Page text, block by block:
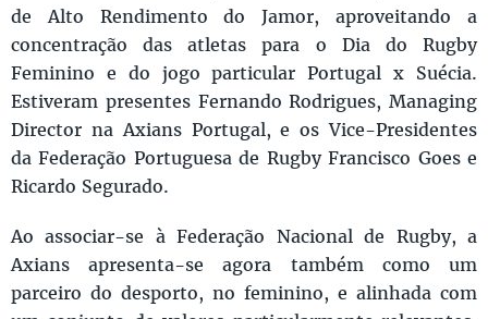
de Alto Rendimento do Jamor, aproveitando a
concentração das atletas para o Dia do Rugby
Feminino e do jogo particular Portugal x Suécia.
Estiveram presentes Fernando Rodrigues, Managing
Director na Axians Portugal, e os Vice-Presidentes
da Federação Portuguesa de Rugby Francisco Goes e
Ricardo Segurado.
Ao associar-se à Federação Nacional de Rugby, a
Axians apresenta-se agora também como um
parceiro do desporto, no feminino, e alinhada com